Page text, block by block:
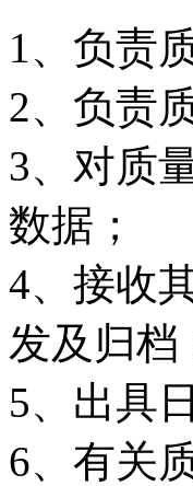
1、负责
2、负责
3、对质
数据；
4、接收
发及归档
5、出具
6、有关